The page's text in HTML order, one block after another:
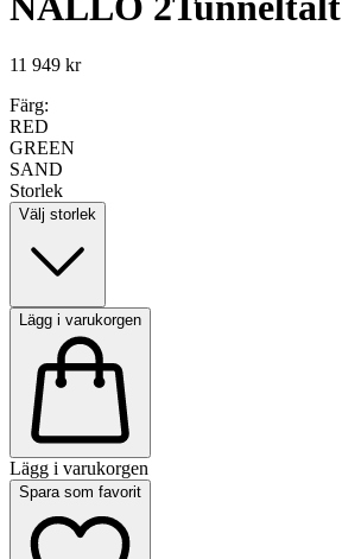
11 949 kr
Färg:
RED
GREEN
SAND
Storlek
Välj storlek
Lägg i varukorgen
Lägg i varukorgen
Spara som favorit